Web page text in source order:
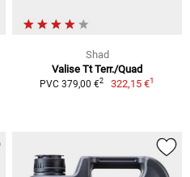
Shad
Valise Tt Terr./Quad
PVC 379,00 €2 322,15 €1